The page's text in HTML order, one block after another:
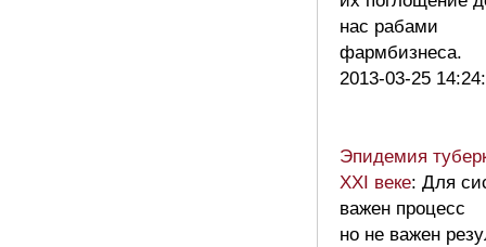
нас рабами
фармбизнеса.
2013-03-25
Эпидемия
XXI веке: Для
важен процесс
но не важен